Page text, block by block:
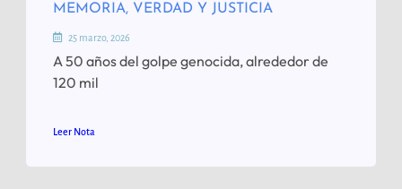
MEMORIA, VERDAD Y JUSTICIA
25 marzo, 2026
A 50 años del golpe genocida, alrededor de
120 mil
Leer Nota